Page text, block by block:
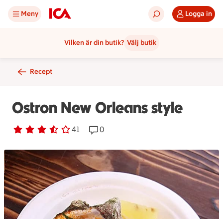
Meny Logga in
Vilken är din butik? Välj butik
Recept
Ostron New Orleans style
Betyg 3.2 av 5. 41
41 personer har röstatReceptet har 0 kommentarer
0